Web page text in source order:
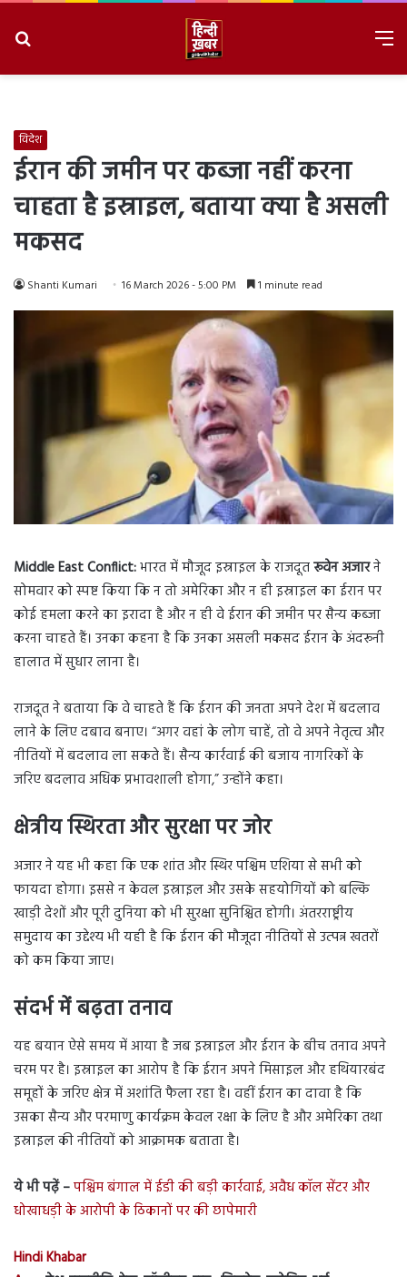
विदेश
ईरान की जमीन पर कब्जा नहीं करना
चाहता है इस्राइल, बताया क्या है असली
मकसद
Shanti Kumari 16 March 2026 - 5:00 PM 1 minute read
Middle East Conflict:भारत में मौजूद इस्राइल के राजदूतरूवेन अजारने
सोमवार को स्पष्ट किया कि न तो अमेरिका और न ही इस्राइल का ईरान पर
कोई हमला करने का इरादा है और न ही वे ईरान की जमीन पर सैन्य कब्जा
करना चाहते हैं। उनका कहना है कि उनका असली मकसद ईरान के अंदरूनी
हालात में सुधार लाना है।
राजदूत ने बताया कि वे चाहते हैं कि ईरान की जनता अपने देश में बदलाव
लाने के लिए दबाव बनाए। “अगर वहां के लोग चाहें, तो वे अपने नेतृत्व और
नीतियों में बदलाव ला सकते हैं। सैन्य कार्रवाई की बजाय नागरिकों के
जरिए बदलाव अधिक प्रभावशाली होगा,” उन्होंने कहा।
क्षेत्रीय स्थिरता और सुरक्षा पर जोर
अजार ने यह भी कहा कि एक शांत और स्थिर पश्चिम एशिया से सभी को
फायदा होगा। इससे न केवल इस्राइल और उसके सहयोगियों को बल्कि
खाड़ी देशों और पूरी दुनिया को भी सुरक्षा सुनिश्चित होगी। अंतरराष्ट्रीय
समुदाय का उद्देश्य भी यही है कि ईरान की मौजूदा नीतियों से उत्पन्न खतरों
को कम किया जाए।
संदर्भ में बढ़ता तनाव
यह बयान ऐसे समय में आया है जब इस्राइल और ईरान के बीच तनाव अपने
चरम पर है। इस्राइल का आरोप है कि ईरान अपने मिसाइल और हथियारबंद
समूहों के जरिए क्षेत्र में अशांति फैला रहा है। वहीं ईरान का दावा है कि
उसका सैन्य और परमाणु कार्यक्रम केवल रक्षा के लिए है और अमेरिका तथा
इस्राइल की नीतियों को आक्रामक बताता है।
ये भी पढ़ें –पश्चिम बंगाल में ईडी की बड़ी कार्रवाई, अवैध कॉल सेंटर और
धोखाधड़ी के आरोपी के ठिकानों पर की छापेमारी
Hindi Khabar